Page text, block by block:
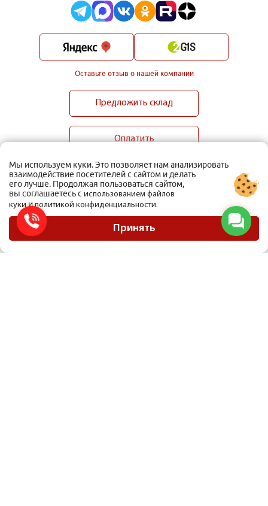
Оставьте отзыв о нашей компании
Предложить склад
Оплатить
Карта сайта
Политика конфиденциальности
Материалы, размещенные на сайте, не являются публичной офертой
Мы используем куки. Это позволяет нам анализировать
взаимодействие посетителей с сайтом и делать
его лучше. Продолжая пользоваться сайтом,
вы соглашаетесь с использованием файлов
кукииполитикой конфиденциальности.
Принять